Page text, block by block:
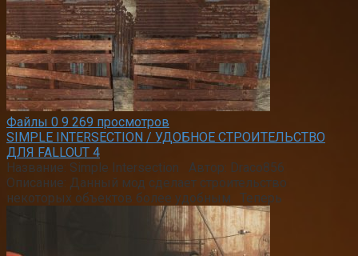
Файлы 0 9 269 просмотров
SIMPLE INTERSECTION / УДОБНОЕ СТРОИТЕЛЬСТВО
ДЛЯ FALLOUT 4
Название: Simple Intersection Автор: Draco856
Описание: Данный мод сделает строительство
некоторых объектов более удобным. Теперь